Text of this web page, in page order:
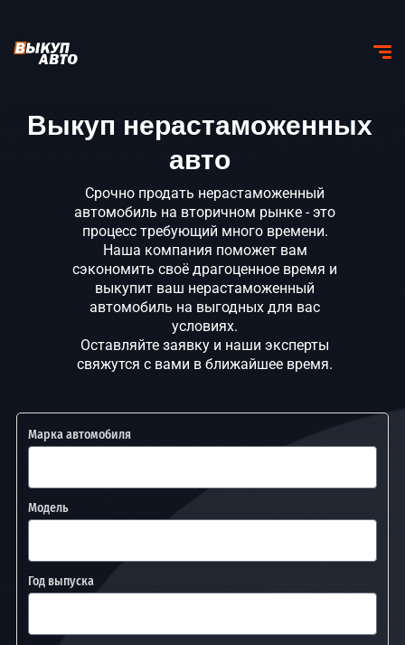
Выкуп нерастаможенных
авто
Срочно продать нерастаможенный
автомобиль на вторичном рынке - это
процесс требующий много времени.
Наша компания поможет вам
сэкономить своё драгоценное время и
выкупит ваш нерастаможенный
автомобиль на выгодных для вас
условиях.
Оставляйте заявку и наши эксперты
свяжутся с вами в ближайшее время.
Марка автомобиля
Модель
Год выпуска